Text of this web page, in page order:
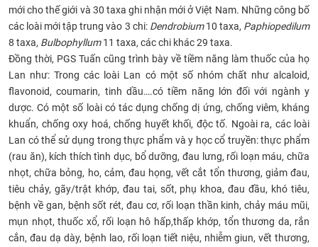
mới cho thế giới và 30 taxa ghi nhận mới ở Việt Nam. Những công bố
các loài mới tập trung vào 3 chi: Dendrobium10 taxa, Paphiopedilum
8 taxa, Bulbophyllum11 taxa, các chi khác 29 taxa.
Đồng thời, PGS Tuấn cũng trình bày về tiềm năng làm thuốc của họ
Lan như: Trong các loài Lan có một số nhóm chất như alcaloid,
flavonoid, coumarin, tinh dầu….có tiềm năng lớn đối với ngành y
dược. Có một số loài có tác dụng chống dị ứng, chống viêm, kháng
khuẩn, chống oxy hoá, chống huyết khối, độc tố. Ngoài ra, các loài
Lan có thể sử dụng trong thực phẩm và y học cổ truyền:thực phẩm
(rau ăn), kích thích tình dục, bổ dưỡng, đau lưng, rối loạn máu, chữa
nhọt, chữa bỏng, ho, cảm, đau họng, vết cắt tổn thương, giảm đau,
tiêu chảy, gãy/trật khớp, đau tai, sốt, phụ khoa, đau đầu, khó tiêu,
bệnh về gan, bệnh sốt rét, đau cơ, rối loạn thần kinh, chảy máu mũi,
mụn nhọt, thuốc xổ, rối loạn hô hấp,thấp khớp, tổn thương da, rắn
cắn, đau dạ dày, bệnh lao, rối loạn tiết niệu, nhiễm giun, vết thương,